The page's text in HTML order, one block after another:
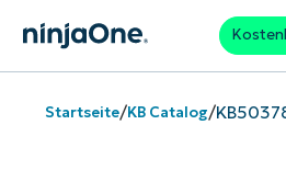
Startseite/KB Catalog/